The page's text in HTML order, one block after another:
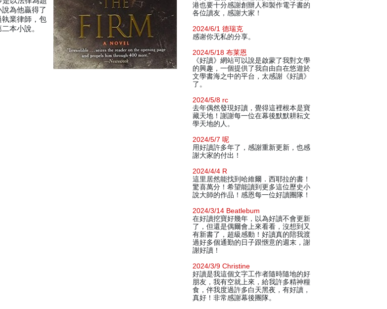
為他贏得了
業律師，包
本小說。
港也要十分感謝創辦人和製作電子書的
各位讀友，感謝大家！
2024/6/1 德瑞克
感谢你无私的分享。
2024/5/18 布莱恩
《好讀》網站可以說是啟蒙了我對文學
的興趣，一個提供了我自由自在悠遊於
文學書海之中的平台，太感謝《好讀》
了。
2024/5/8 rc
去年偶然發現好讀，覺得這裡根本是寶
藏天地！謝謝每一位在幕後默默耕耘文
學天地的人。
2024/5/7 呢
用好讀許多年了，感謝重新更新，也感
謝大家的付出！
2024/4/4 R
這里居然能找到哈維爾．西耶拉的書！
驚喜萬分！希望能讀到更多這位歷史小
說大師的作品！感恩每一位好讀團隊！
2024/3/14 Beatlebum
在好讀挖寶好幾年，以為好讀不會更新
了，但還是偶爾會上來看看，沒想到又
有新書了，超級感動！好讀真的陪我渡
過好多個通勤的日子跟愜意的週末，謝
謝好讀！
2024/3/9 Christine
好讀是我這個文字工作者隨時隨地的好
朋友，我有空就上來，給我許多精神糧
食，伴我度過許多白天黑夜，有好讀，
真好！非常感謝幕後團隊。